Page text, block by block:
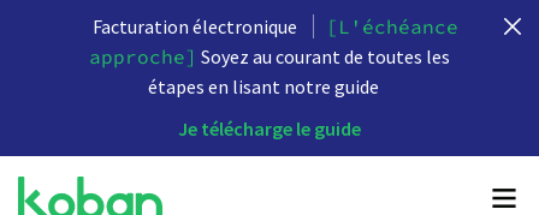
Facturation électronique
[L'échéance
approche] Soyez au courant de toutes les
étapes en lisant notre guide
Je télécharge le guide